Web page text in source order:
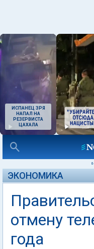
ИСПАНЕЦ ЗРЯ
НАПАЛ НА
РЕЗЕРВИСТА
ЦАХАЛА
ЭКОНОМИКА
отмену
года